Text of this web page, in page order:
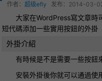
作者： 超级efly 发布： 2014-03-
大家在WordPress寫文章時
短代碼添加一些實用按鈕的外掛
外掛介紹
有時候是不是需要一些按鈕
安裝外掛後你就可以通過